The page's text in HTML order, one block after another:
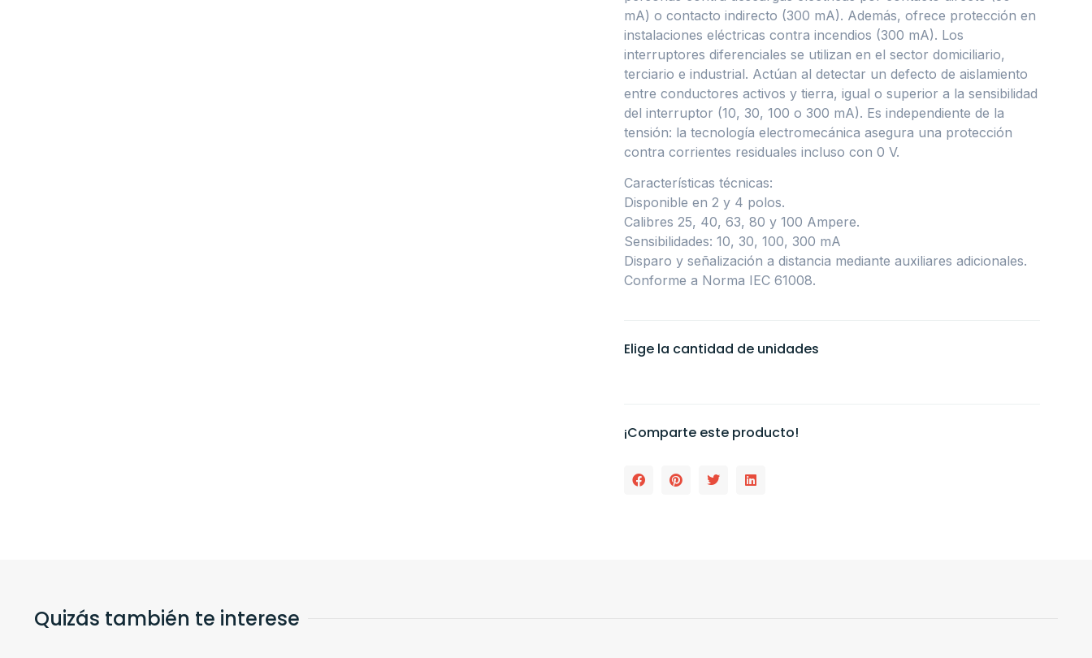
mA) o contacto indirecto (300 mA). Además, ofrece protección en
instalaciones eléctricas contra incendios (300 mA). Los
interruptores diferenciales se utilizan en el sector domiciliario,
terciario e industrial. Actúan al detectar un defecto de aislamiento
entre conductores activos y tierra, igual o superior a la sensibilidad
del interruptor (10, 30, 100 o 300 mA). Es independiente de la
tensión: la tecnología electromecánica asegura una protección
contra corrientes residuales incluso con 0 V.
Características técnicas:
Disponible en 2 y 4 polos.
Calibres 25, 40, 63, 80 y 100 Ampere.
Sensibilidades: 10, 30, 100, 300 mA
Disparo y señalización a distancia mediante auxiliares adicionales.
Conforme a Norma IEC 61008.
Elige la cantidad de unidades
¡Comparte este producto!
Quizás también te interese